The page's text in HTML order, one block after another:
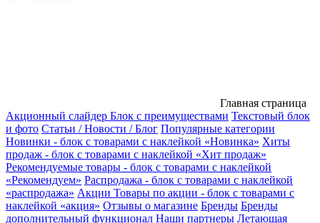
Главная страница
Акционный слайдер Блок с преимуществами Текстовый блок
и фото Статьи / Новости / Блог Популярные категории
Новинки - блок с товарами с наклейкой «Новинка» Хиты
продаж - блок с товарами с наклейкой «Хит продаж»
Рекомендуемые товары - блок с товарами с наклейкой
«Рекомендуем» Распродажа - блок с товарами с наклейкой
«распродажа» Акции Товары по акции - блок с товарами с
наклейкой «акция» Отзывы о магазине Бренды Бренды
дополнительный функционал Наши партнеры Летающая